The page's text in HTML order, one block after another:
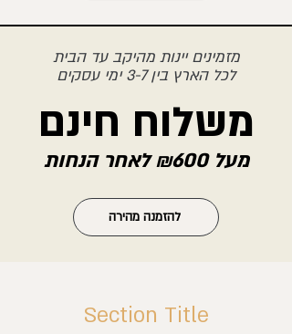
מזמינים יינות מהיקב עד הבית
לכל הארץ בין 3-7 ימי עסקים
מעל ₪600 לאחר הנחות
משלוח חינם
להזמנה מהירה
Section Title